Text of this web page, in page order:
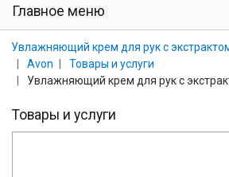
Главное меню
Увлажняющий крем для рук с
Avon
Товары и услуги
Увлажняющий крем для рук с
Товары и услуги